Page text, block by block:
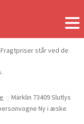
Fragtpriser står ved de
Märklin 73409 Slutlys
Ny i æske